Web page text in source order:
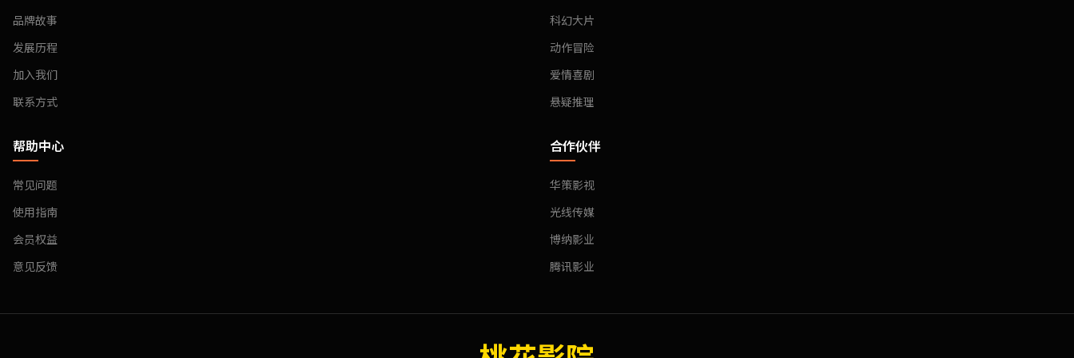
品牌故事
发展历程
加入我们
联系方式
科幻大片
动作冒险
爱情喜剧
悬疑推理
帮助中心
常见问题
使用指南
会员权益
意见反馈
合作伙伴
华策影视
光线传媒
博纳影业
腾讯影业